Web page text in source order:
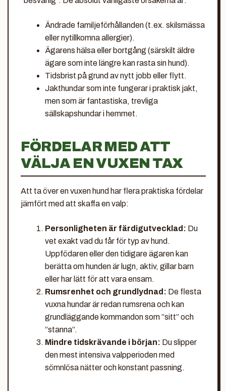
Ändrade familjeförhållanden (t.ex. skilsmässa
eller nytillkomna allergier).
Ägarens hälsa eller bortgång (särskilt äldre
ägare som inte längre kan rasta sin hund).
Tidsbrist på grund av nytt jobb eller flytt.
Jakthundar som inte fungerar i praktisk jakt,
men som är fantastiska, trevliga
sällskapshundar i hemmet.
FÖRDELAR MED ATT
VÄLJA EN VUXEN TAX
Att ta över en vuxen hund har flera praktiska fördelar
jämfört med att skaffa en valp:
Personligheten är färdigutvecklad: Du
vet exakt vad du får för typ av hund.
Uppfödaren eller den tidigare ägaren kan
berätta om hunden är lugn, aktiv, gillar barn
eller har lätt för att vara ensam.
Rumsrenhet och grundlydnad: De flesta
vuxna hundar är redan rumsrena och kan
grundläggande kommandon som ”sitt” och
”stanna”.
Mindre tidskrävande i början: Du slipper
den mest intensiva valpperioden med
sömnlösa nätter och konstant passning.